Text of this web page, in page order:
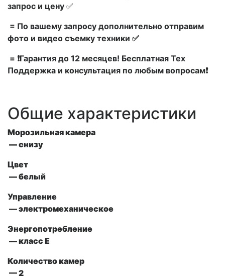
запрос и цену ✅
= По вашему запросу дополнительно отправим
фото и видео съемку техники ✅
= ❗Гарантия до 12 месяцев! Бесплатная Тех
Поддержка и консультация по любым вопросам❗
Общие характеристики
Морозильная камера
— снизу
Цвет
— белый
Управление
—электромеханическое
Энергопотребление
— класс Е
Количество камер
— 2